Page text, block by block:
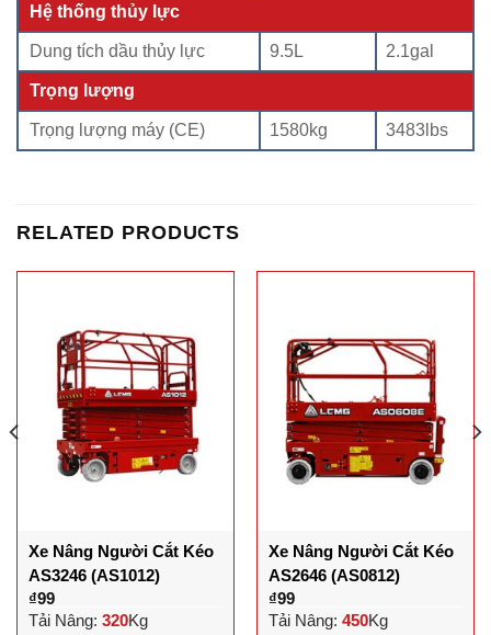
Hệ thống thủy lực
Dung tích dầu thủy lực 9.5L 2.1gal
Trọng lượng
Trọng lượng máy (CE) 1580kg 3483lbs
RELATED PRODUCTS
Xe Nâng Người Cắt Kéo
AS3246 (AS1012)
₫99
Tải Nâng: 320Kg
Xe Nâng Người Cắt Kéo
AS2646 (AS0812)
₫99
Tải Nâng: 450Kg